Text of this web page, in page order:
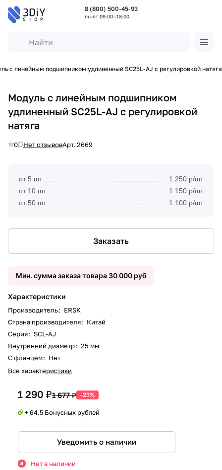
8 (800) 500-45-93
пн-пт 09:00—18:00
с линейным подшипником удлиненный SC25L-AJ с регулировкой натяга
Модуль с линейным подшипником
удлиненный SC25L-AJ с регулировкой
натяга
0 Нет отзывовАрт. 2669
от 5 шт
1 250 р/шт
от 10 шт
1 150 р/шт
от 50 шт
1 100 р/шт
Заказать
Мин. сумма заказа товара 30 000 руб
Характеристики
Производитель: ERSK
Страна производителя: Китай
Серия: SCL-AJ
Внутренний диаметр: 25 мм
С фланцем: Нет
Все характеристики
1 290 ₽1 677 ₽ -23%
+ 64.5 Бонусных рублей
Уведомить о наличии
Нет в наличии